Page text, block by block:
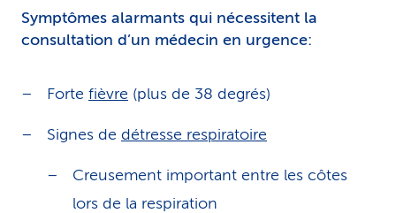
Symptômes alarmants qui nécessitent la
consultation d’un médecin en urgence:
Forte fièvre (plus de 38 degrés)
Signes de détresse respiratoire
Creusement important entre les côtes
lors de la respiration